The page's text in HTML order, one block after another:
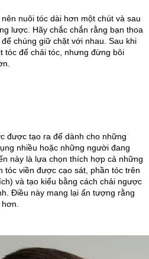
nuôi tóc dài hơn một chút và sau
lược. Hãy chắc chắn rằng bạn thoa
chúng giữ chặt với nhau. Sau khi
tóc để chải tóc, nhưng đừng bôi
được tạo ra để dành cho những
nhiều hoặc những người đang
này là lựa chọn thích hợp cả những
tóc viền được cạo sát, phần tóc trên
và tạo kiểu bằng cách chải ngược
Điều này mang lại ấn tượng rằng
hơn.